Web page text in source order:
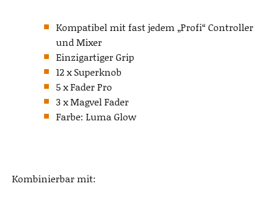
Kompatibel mit fast jedem „Profi“ Controller
und Mixer
Einzigartiger Grip
12 x Superknob
5 x Fader Pro
3 x Magvel Fader
Farbe: Luma Glow
Kombinierbar mit: